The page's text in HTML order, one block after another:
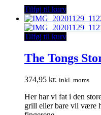
1.489,00 kr..
Tilføj til kurv
Tilføj til kurv
The Tongs
374,95 kr. inkl. moms
Her har vi fat i den
grill eller bare vil være